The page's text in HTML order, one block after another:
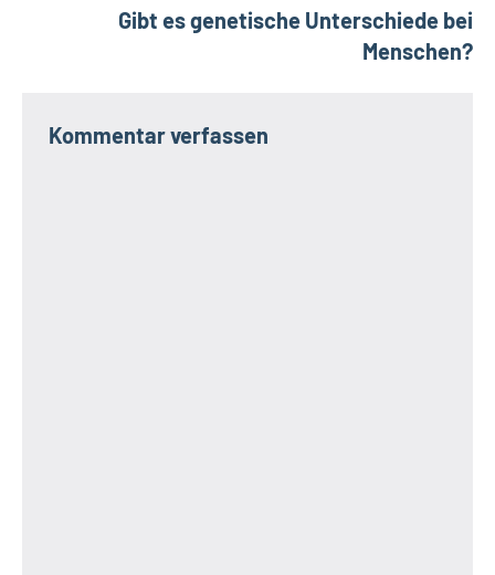
Gibt es genetische Unterschiede bei
Menschen?
Kommentar verfassen